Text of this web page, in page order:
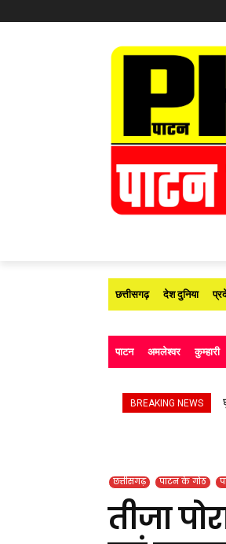
छत्तीसगढ़ देश दुनिया
पाटन अमलेश्वर कुम्हारी
BREAKING NEWS
छत्तीसगढ़ पाटन के गोठ
तीजा